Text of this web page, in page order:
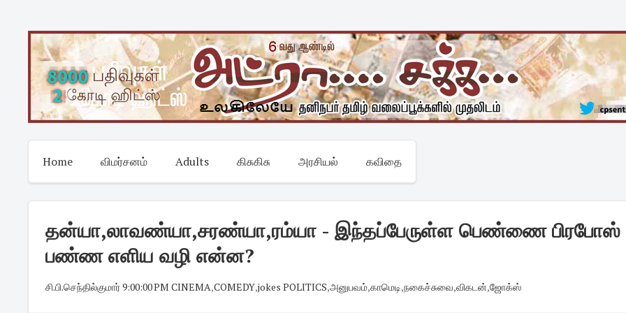
content
Home விமர்சனம் Adults கிசுகிசு அரசியல் கவிதை
தன்யா,லாவண்யா,சரண்யா,ரம்யா - இந்தப்பேருள்ள பெண்ணை பிரபோஸ்
பண்ண எளிய வழி என்ன?
சி.பி.செந்தில்குமார்·9:00:00 PM ·CINEMA,COMEDY,jokes POLITICS,அனுபவம்,காமெடி,நகைச்சுவை,விகடன்,ஜோக்ஸ்